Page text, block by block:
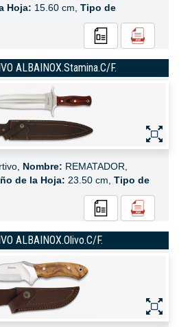
Hoja: 15.60 cm, Tipo de
ALBAINOX.Stamina.C/F.
Nombre: REMATADOR,
de la Hoja: 23.50 cm, Tipo de
ALBAINOX.Olivo.C/F.